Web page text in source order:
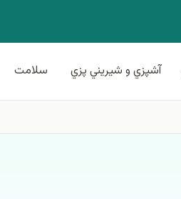
آشپزي و شيريني پزي سلامت